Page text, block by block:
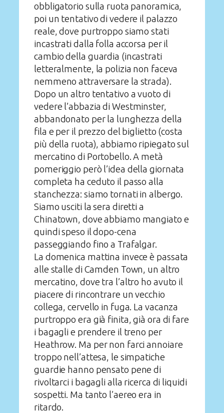
obbligatorio sulla ruota panoramica,
poi un tentativo di vedere il palazzo
reale, dove purtroppo siamo stati
incastrati dalla folla accorsa per il
cambio della guardia (incastrati
letteralmente, la polizia non faceva
nemmeno attraversare la strada).
Dopo un altro tentativo a vuoto di
vedere l’abbazia di Westminster,
abbandonato per la lunghezza della
fila e per il prezzo del biglietto (costa
più della ruota), abbiamo ripiegato sul
mercatino di Portobello. A metà
pomeriggio però l’idea della giornata
completa ha ceduto il passo alla
stanchezza: siamo tornati in albergo.
Siamo usciti la sera diretti a
Chinatown, dove abbiamo mangiato e
quindi speso il dopo-cena
passeggiando fino a Trafalgar.
La domenica mattina invece è passata
alle stalle di Camden Town, un altro
mercatino, dove tra l’altro ho avuto il
piacere di rincontrare un vecchio
collega, cervello in fuga. La vacanza
purtroppo era già finita, già ora di fare
i bagagli e prendere il treno per
Heathrow. Ma per non farci annoiare
troppo nell’attesa, le simpatiche
guardie hanno pensato pene di
rivoltarci i bagagli alla ricerca di liquidi
sospetti. Ma tanto l’aereo era in
ritardo.